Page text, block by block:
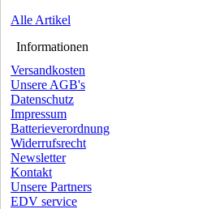
Alle Artikel
Informationen
Versandkosten
Unsere AGB's
Datenschutz
Impressum
Batterieverordnung
Widerrufsrecht
Newsletter
Kontakt
Unsere Partners
EDV service